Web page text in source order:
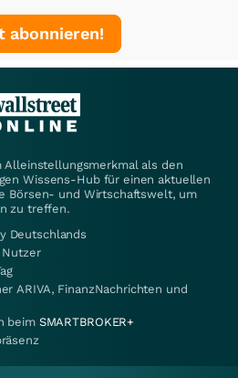
abonnieren!
Alleinstellungsmerkmal als den
Wissens-Hub für einen aktuellen
Börsen- und Wirtschaftswelt, um
zu treffen.
Deutschlands
Nutzer
ARIVA, FinanzNachrichten und
beim SMARTBROKER+